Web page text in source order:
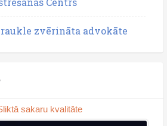
zvērināta advokāte
sakaru kvalitāte